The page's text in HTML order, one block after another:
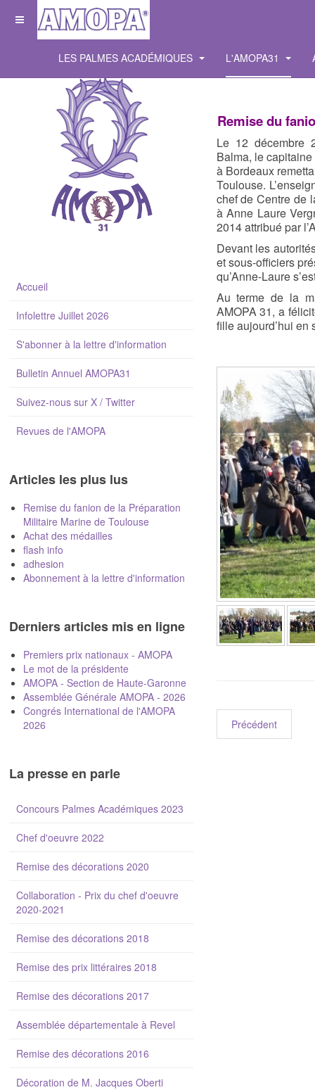
LES PALMES ACADÉMIQUES L'AMOPA31
Remise du
Le 12 décembre
Balma, le
à Bordeaux
Toulouse. L’
chef de Centre de
à Anne Laure
2014 attribué par
Devant les
et sous-officiers
qu’Anne-Laure
Au terme de la
AMOPA 31, a
fille aujourd’hui en
Précédent
Accueil
Infolettre Juillet 2026
S'abonner à la lettre d'information
Bulletin Annuel AMOPA31
Suivez-nous sur X / Twitter
Revues de l'AMOPA
Articles les plus lus
Remise du fanion de la Préparation
Militaire Marine de Toulouse
Achat des médailles
flash info
adhesion
Abonnement à la lettre d'information
Derniers articles mis en ligne
Premiers prix nationaux - AMOPA
Le mot de la présidente
AMOPA - Section de Haute-Garonne
Assemblée Générale AMOPA - 2026
Congrés International de l'AMOPA
2026
La presse en parle
Concours Palmes Académiques 2023
Chef d'oeuvre 2022
Remise des décorations 2020
Collaboration - Prix du chef d'oeuvre
2020-2021
Remise des décorations 2018
Remise des prix littéraires 2018
Remise des décorations 2017
Assemblée départementale à Revel
Remise des décorations 2016
Décoration de M. Jacques Oberti